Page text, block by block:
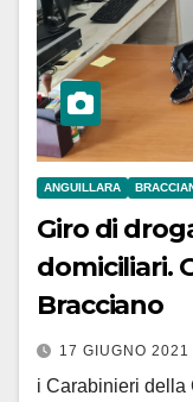
ANGUILLARA
Giro di
domiciliari.
Bracciano
17 GIUGNO 2021
i Carabinieri della